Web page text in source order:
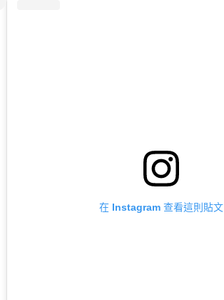
在 Instagram 查看這則貼文